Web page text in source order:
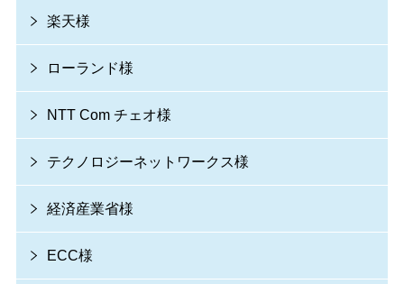
楽天様
ローランド様
NTT Com チェオ様
テクノロジーネットワークス様
経済産業省様
ECC様